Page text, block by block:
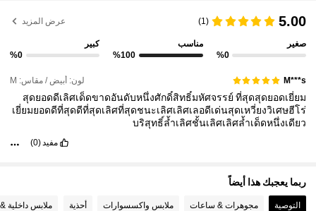
869K متابعون
4.86
4.86 869K متابعون
5.00
(1) عرض المزيد
صغير
%0
مناسب
%100
كبير
%0
M***s لون: أبيض / مقاس: M
สุดยอดดีเลิศเด็ดขาดอันดับหนึ่งศักดิ์สิทธิ์มหัศจรรย์ ที่สุดสุดยอดเยี่ยม
เยี่ยมยอดดีที่สุดดีที่สุดเลิศที่สุดชนะเลิศเลิศเลอดีเด่นสุดเหวี่ยงวิเศษฮีโร่
บริสุทธิ์ล้ำเลิศชั้นเลิศเลิศล้ำเด็ดหนึ่งเดียว
مفيد(0)
ربما يعجبك هذا أيضاً
التوصية مجوهرات & ساعات ملابس واكسسوارات أحذية ملابس داخلية